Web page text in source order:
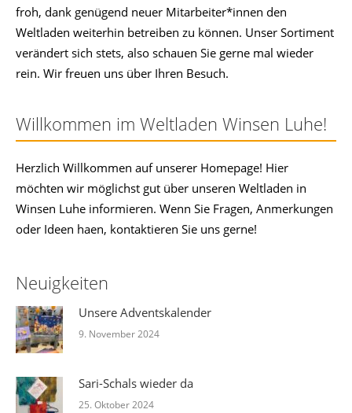
froh, dank genügend neuer Mitarbeiter*innen den
Weltladen weiterhin betreiben zu können. Unser Sortiment
verändert sich stets, also schauen Sie gerne mal wieder
rein. Wir freuen uns über Ihren Besuch.
Willkommen im Weltladen Winsen Luhe!
Herzlich Willkommen auf unserer Homepage! Hier
möchten wir möglichst gut über unseren Weltladen in
Winsen Luhe informieren. Wenn Sie Fragen, Anmerkungen
oder Ideen haen, kontaktieren Sie uns gerne!
Neuigkeiten
Unsere Adventskalender
9. November 2024
Sari-Schals wieder da
25. Oktober 2024